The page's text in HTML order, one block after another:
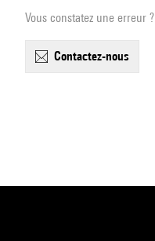
Vous constatez une erreur ?
contactez-nous